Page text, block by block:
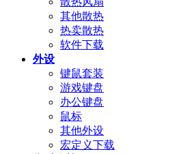
其他散热
热卖散热
软件下载
外设
键鼠套装
游戏键盘
办公键盘
鼠标
其他外设
宏定义下载